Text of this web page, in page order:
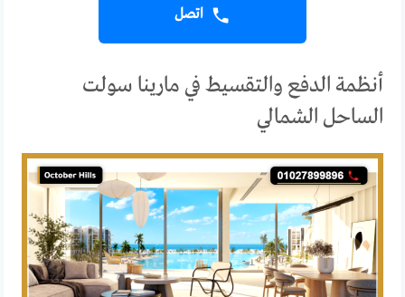
اتصل
أنظمة الدفع والتقسيط في مارينا سولت
الساحل الشمالي